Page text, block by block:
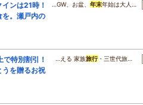
ンは21時！
を。瀬戸内の
…GW、お盆、 年末年始は大人…
特別割引！
うを贈るお祝
…える 家族旅行・三世代旅…